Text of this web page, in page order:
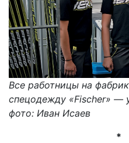
Все работницы на
спецодежду «Fischer» —
фото: Иван Исаев
*